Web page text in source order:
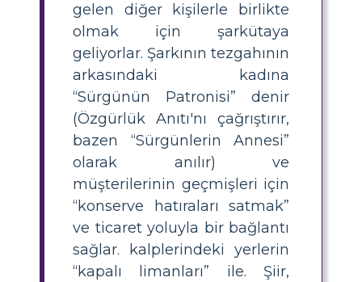
gelen diğer kişilerle birlikte
olmak için şarkütaya
geliyorlar. Şarkının tezgahının
arkasındaki kadına
“Sürgünün Patronisi” denir
(Özgürlük Anıtı'nı çağrıştırır,
bazen “Sürgünlerin Annesi”
olarak anılır) ve
müşterilerinin geçmişleri için
“konserve hatıraları satmak”
ve ticaret yoluyla bir bağlantı
sağlar. kalplerindeki yerlerin
“kapalı limanları” ile. Şiir,